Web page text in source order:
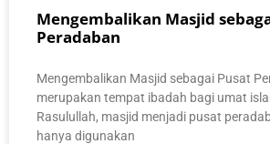
Mengembalikan Masjid
Peradaban
Mengembalikan Masjid sebagai Pusat
merupakan tempat ibadah bagi umat
Rasulullah, masjid menjadi pusat
hanya digunakan